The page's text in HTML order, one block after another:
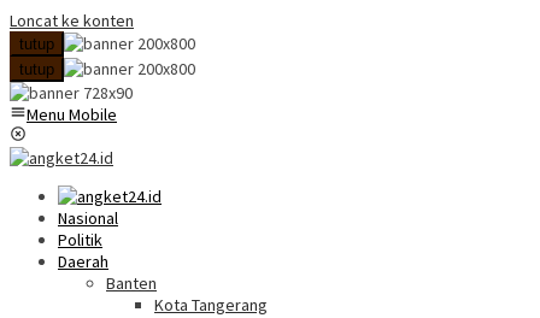
Loncat ke konten
tutup
tutup
Menu Mobile
Nasional
Politik
Daerah
Banten
Kota Tangerang